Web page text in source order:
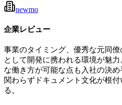
newmo
企業レビュー
事業のタイミング、優秀な元同
として開発に携われる環境が魅
な働き方が可能な点も入社の決
関わらずドキュメント文化が根
る。